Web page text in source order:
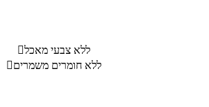
ללא צבעי מאכל
ללא חומרים משמרים